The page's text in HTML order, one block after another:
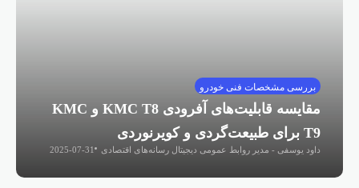
بررسی مشخصات فنی خودرو
مقایسه قابلیت‌های آفرودی KMC T8 و KMC
داود یوسفی - مدیر روابط عمومی دیجیتال رسانه‌های اقتصادی 2025-07-31